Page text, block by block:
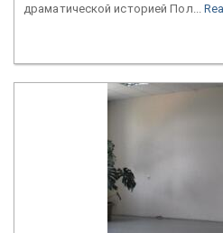
драматической историей Пол...